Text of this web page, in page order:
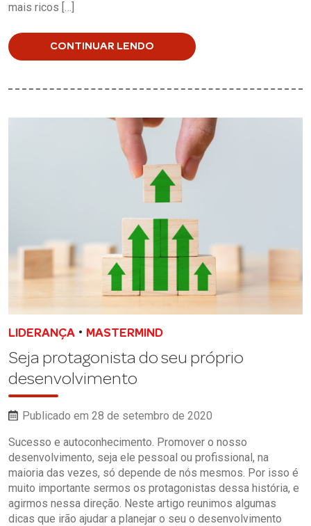
mais ricos […]
CONTINUAR LENDO
LIDERANÇA • MASTERMIND
Seja protagonista do seu próprio
desenvolvimento
Publicado em 28 de setembro de 2020
Sucesso e autoconhecimento. Promover o nosso
desenvolvimento, seja ele pessoal ou profissional, na
maioria das vezes, só depende de nós mesmos. Por isso é
muito importante sermos os protagonistas dessa história, e
agirmos nessa direção. Neste artigo reunimos algumas
dicas que irão ajudar a planejar o seu o desenvolvimento